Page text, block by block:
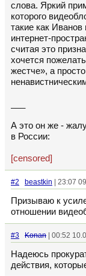
слова. Яркий
которого
такие как
интернет-
считая это
хочется
жестче», а
А это он же -
в России:
[censored]
#2 beastkin | 23:07
Призываю к
отношении
#3 Konan | 00:52
Надеюсь
действия,